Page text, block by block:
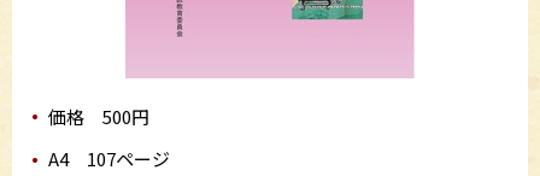
価格 500円
A4 107ページ